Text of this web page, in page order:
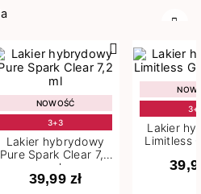
NOWOŚĆ
3+3
Lakier hybrydowy
Pure Spark Clear 7,2
ml
39,99 zł
Lakier
Limitless